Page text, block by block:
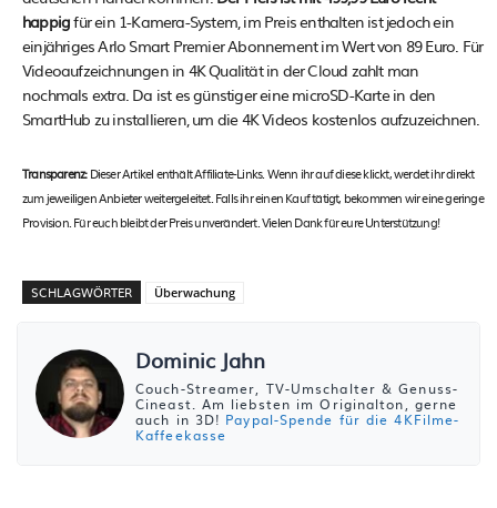
happigfür ein 1-Kamera-System, im Preis enthalten ist jedoch ein
einjähriges Arlo Smart Premier Abonnement im Wert von 89 Euro. Für
Videoaufzeichnungen in 4K Qualität in der Cloud zahlt man
nochmals extra. Da ist es günstiger eine microSD-Karte in den
SmartHub zu installieren, um die 4K Videos kostenlos aufzuzeichnen.
Transparenz:Dieser Artikel enthält Affiliate-Links. Wenn ihr auf diese klickt, werdet ihr direkt
zum jeweiligen Anbieter weitergeleitet. Falls ihr einen Kauf tätigt, bekommen wir eine geringe
Provision. Für euch bleibt der Preis unverändert. Vielen Dank für eure Unterstützung!
SCHLAGWÖRTER Überwachung
Dominic Jahn
Couch-Streamer, TV-Umschalter & Genuss-
Cineast. Am liebsten im Originalton, gerne
auch in 3D! Paypal-Spende für die 4KFilme-
Kaffeekasse